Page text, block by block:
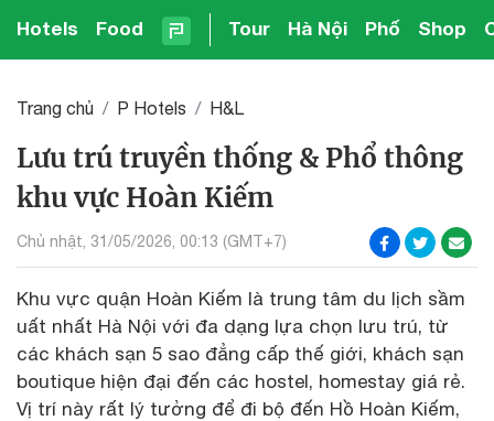
Hotels Food Tour Hà Nội Phố Shop
Trang chủ P Hotels H&L
Lưu trú truyền thống & Phổ thông
khu vực Hoàn Kiếm
Chủ nhật, 31/05/2026, 00:13 (GMT+7)
Khu vực quận Hoàn Kiếm là trung tâm du lịch sầm
uất nhất Hà Nội với đa dạng lựa chọn lưu trú, từ
các khách sạn 5 sao đẳng cấp thế giới, khách sạn
boutique hiện đại đến các hostel, homestay giá rẻ.
Vị trí này rất lý tưởng để đi bộ đến Hồ Hoàn Kiếm,